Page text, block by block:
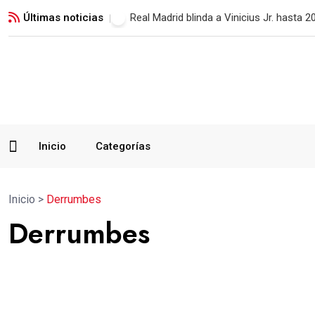
Últimas noticias Paiz descarta renunciar y defenderá su
Inicio Categorías
Inicio > Derrumbes
Derrumbes